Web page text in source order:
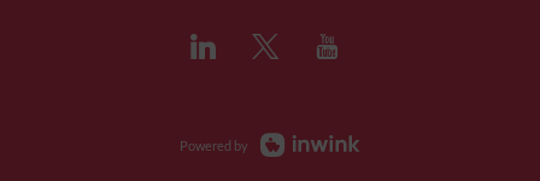
Powered by